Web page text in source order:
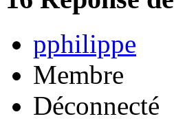
pphilippe
Membre
Déconnecté